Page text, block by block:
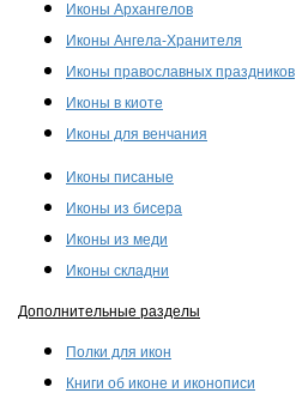
Иконы Архангелов
Иконы Ангела-Хранителя
Иконы православных праздников
Иконы в киоте
Иконы для венчания
Иконы писаные
Иконы из бисера
Иконы из меди
Иконы складни
Дополнительные разделы
Полки для икон
Книги об иконе и иконописи